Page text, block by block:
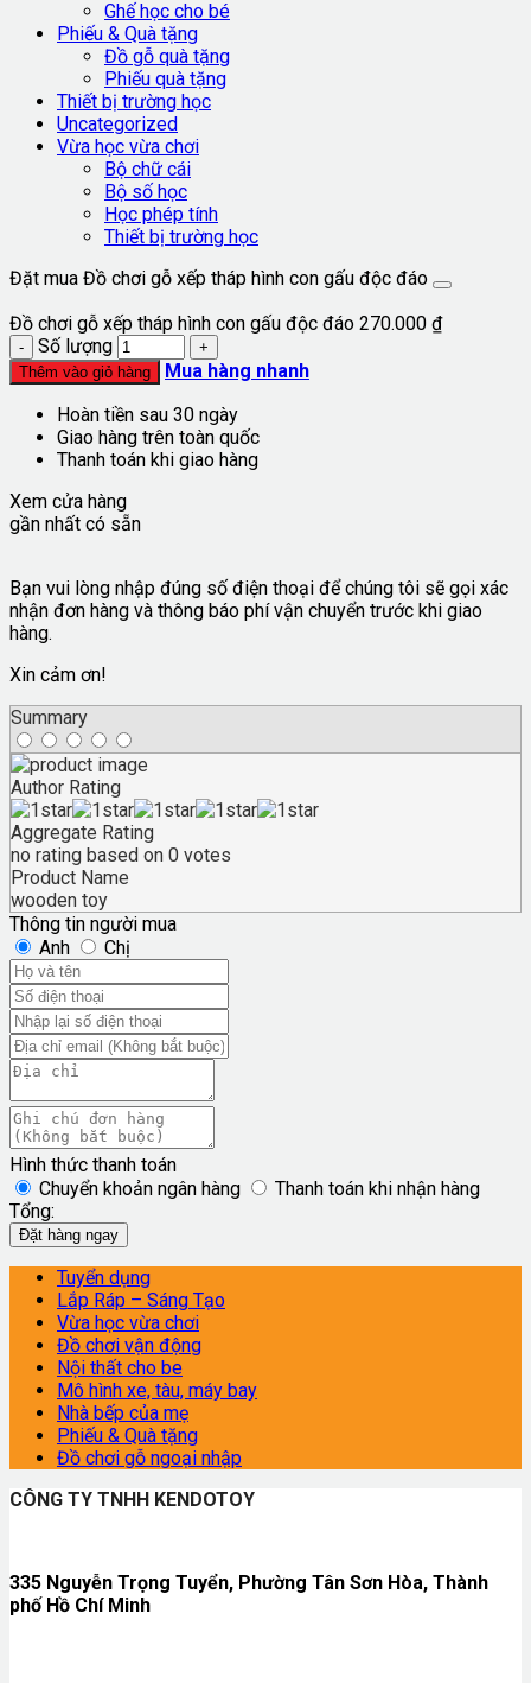
Ghế học cho bé
Phiếu & Quà tặng
Đồ gỗ quà tặng
Phiếu quà tặng
Thiết bị trường học
Uncategorized
Vừa học vừa chơi
Bộ chữ cái
Bộ số học
Học phép tính
Thiết bị trường học
Đặt mua Đồ chơi gỗ xếp tháp hình con gấu độc đáo
Đồ chơi gỗ xếp tháp hình con gấu độc đáo 270.000 ₫
Số lượng
Thêm vào giỏ hàng
Mua hàng nhanh
Hoàn tiền sau 30 ngày
Giao hàng trên toàn quốc
Thanh toán khi giao hàng
Xem cửa hàng
gần nhất có sẵn
Bạn vui lòng nhập đúng số điện thoại để chúng tôi sẽ gọi xác
nhận đơn hàng và thông báo phí vận chuyển trước khi giao
hàng.
Xin cảm ơn!
Summary
Author Rating
Aggregate Rating
no rating based on 0 votes
Product Name
wooden toy
Thông tin người mua
Anh
Chị
Hình thức thanh toán
Chuyển khoản ngân hàng
Thanh toán khi nhận hàng
Tổng:
Đặt hàng ngay
Tuyển dụng
Lắp Ráp – Sáng Tạo
Vừa học vừa chơi
Đồ chơi vận động
Nội thất cho be
Mô hình xe, tàu, máy bay
Nhà bếp của mẹ
Phiếu & Quà tặng
Đồ chơi gỗ ngoại nhập
CÔNG TY TNHH KENDOTOY
335 Nguyễn Trọng Tuyển, Phường Tân Sơn Hòa, Thành
phố Hồ Chí Minh